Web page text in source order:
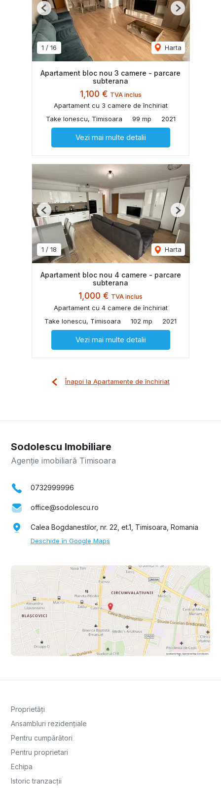
1 / 16 Harta
Previous Next
Apartament bloc nou 3 camere - parcare
subterana
1,100 € TVA inclus
Apartament cu 3 camere de închiriat
Take Ionescu, Timisoara
99 mp 2021
Vezi mai multe detalii
1 / 18 Harta
Previous Next
Apartament bloc nou 4 camere - parcare
subterana
1,000 € TVA inclus
Apartament cu 4 camere de închiriat
Take Ionescu, Timisoara
102 mp 2021
Vezi mai multe detalii
Înapoi la Apartamente de închiriat
Sodolescu Imobiliare
Agenție imobiliară Timisoara
0732999996
office@sodolescu.ro
Calea Bogdanestilor, nr. 22, et.1, Timisoara, Romania
Deschide în Google Maps
Proprietăți
Ansambluri rezidențiale
Pentru cumpărători
Pentru proprietari
Echipa
Istoric tranzacții